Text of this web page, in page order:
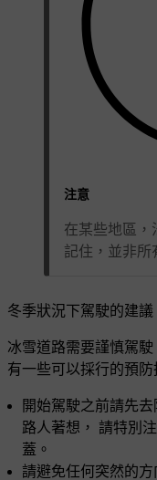
注意
在某些地區，
記住，並非所
冬季狀況下駕駛的建議
冰雪道路需要謹慎駕
有一些可以採行的預
開始駕駛之前請先
路人著想， 請特別
蓋。
請避免任何突然的